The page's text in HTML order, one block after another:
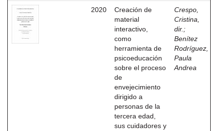
2020
Creación de
material
interactivo,
como
herramienta de
psicoeducación
sobre el proceso
de
envejecimiento
dirigido a
personas de la
tercera edad,
sus cuidadores y
Crespo,
Cristina,
dir. ;
Benítez
Rodríguez,
Paula
Andrea